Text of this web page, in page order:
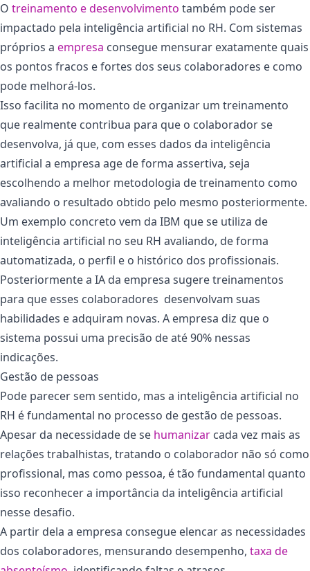
O treinamento e desenvolvimento também pode ser
impactado pela inteligência artificial no RH. Com sistemas
próprios a empresa consegue mensurar exatamente quais
os pontos fracos e fortes dos seus colaboradores e como
pode melhorá-los.
Isso facilita no momento de organizar um treinamento
que realmente contribua para que o colaborador se
desenvolva, já que, com esses dados da inteligência
artificial a empresa age de forma assertiva, seja
escolhendo a melhor metodologia de treinamento como
avaliando o resultado obtido pelo mesmo posteriormente.
Um exemplo concreto vem da IBM que se utiliza de
inteligência artificial no seu RH avaliando, de forma
automatizada, o perfil e o histórico dos profissionais.
Posteriormente a IA da empresa sugere treinamentos
para que esses colaboradores desenvolvam suas
habilidades e adquiram novas. A empresa diz que o
sistema possui uma precisão de até 90% nessas
indicações.
Gestão de pessoas
Pode parecer sem sentido, mas a inteligência artificial no
RH é fundamental no processo de gestão de pessoas.
Apesar da necessidade de se humanizar cada vez mais as
relações trabalhistas, tratando o colaborador não só como
profissional, mas como pessoa, é tão fundamental quanto
isso reconhecer a importância da inteligência artificial
nesse desafio.
A partir dela a empresa consegue elencar as necessidades
dos colaboradores, mensurando desempenho, taxa de